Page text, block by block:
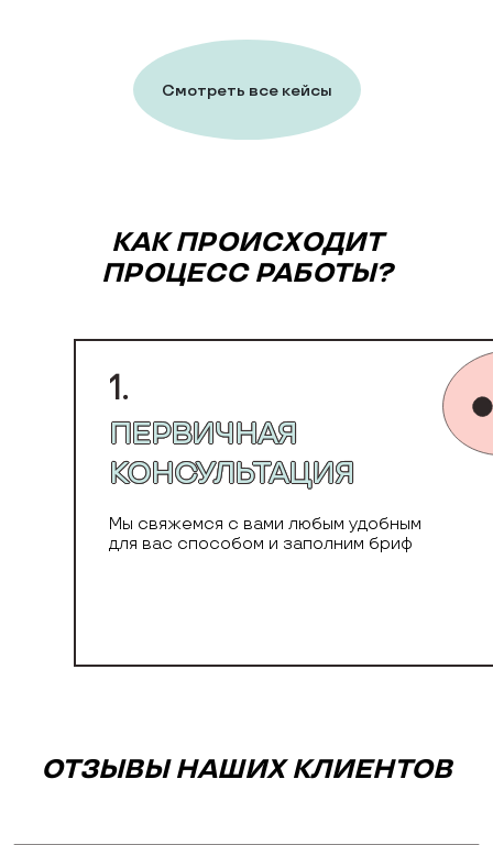
Смотреть все кейсы
КАК ПРОИСХОДИТ
ПРОЦЕСС РАБОТЫ?
1.
ПЕРВИЧНАЯ
КОНСУЛЬТАЦИЯ
Мы свяжемся с вами любым удобным
для вас способом и заполним бриф
ОТЗЫВЫ НАШИХ КЛИЕНТОВ